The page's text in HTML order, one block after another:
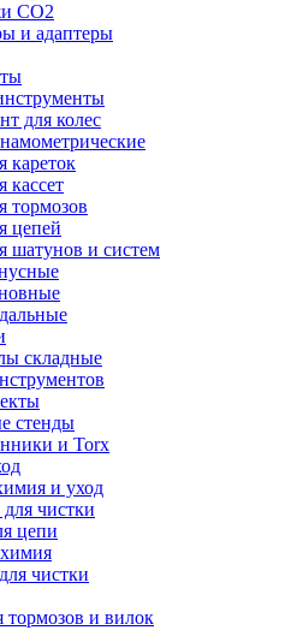
CO2
и адаптеры
для колес
кареток
кассет
тормозов
цепей
шатунов и систем
складные
стенды
и Torx
и уход
чистки
цепи
чистки
тормозов и вилок